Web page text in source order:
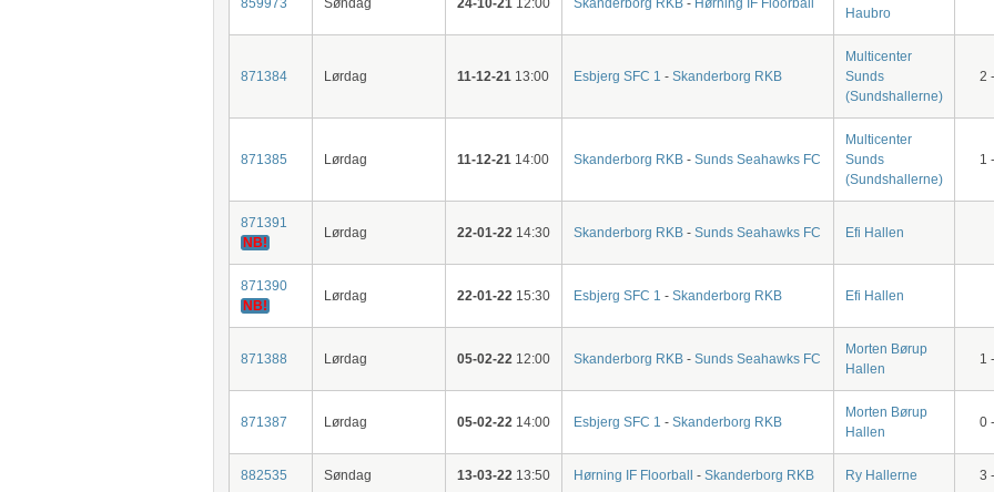
859973 Søndag 24-10-2112:00 Skanderborg RKB - Hørning IF Floorball
Haubro
871384 Lørdag 11-12-2113:00 Esbjerg SFC 1 - Skanderborg RKB
Multicenter
Sunds
(Sundshallerne)
2
871385 Lørdag 11-12-2114:00 Skanderborg RKB - Sunds Seahawks FC
Multicenter
Sunds
(Sundshallerne)
1
871391
NB!
Lørdag 22-01-2214:30 Skanderborg RKB - Sunds Seahawks FC Efi Hallen
871390
NB!
Lørdag 22-01-2215:30 Esbjerg SFC 1 - Skanderborg RKB Efi Hallen
871388 Lørdag 05-02-2212:00 Skanderborg RKB - Sunds Seahawks FC
Morten Børup
Hallen
1
871387 Lørdag 05-02-2214:00 Esbjerg SFC 1 - Skanderborg RKB
Morten Børup
Hallen
0
882535 Søndag 13-03-2213:50 Hørning IF Floorball - Skanderborg RKB Ry Hallerne 3